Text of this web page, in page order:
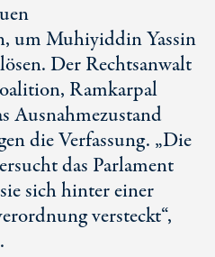
um Muhiyiddin Yassin
Der Rechtsanwalt
Ramkarpal
Ausnahmezustand
die Verfassung. „Die
das Parlament
sich hinter einer
versteckt“,